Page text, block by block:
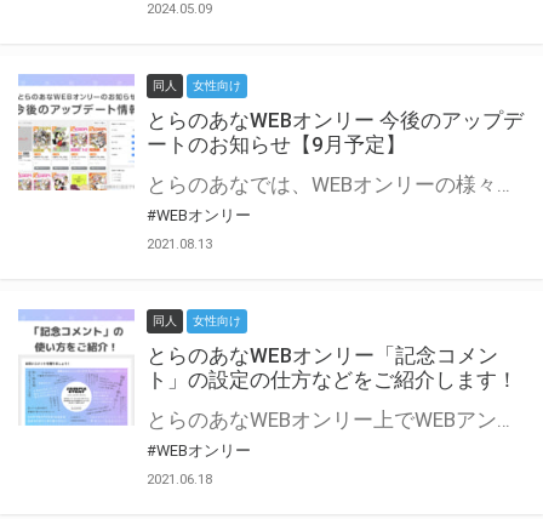
2024.05.09
同人 女性向け
とらのあなWEBオンリー 今後のアップデ
ートのお知らせ【9月予定】
とらのあなでは、WEBオンリーの様々な支援を実施しています。 今回は2021年9月に実装を予定しているアップデート情報についてご紹介いたします。 とらのあなWEBオンリーサイトはこちら
#WEBオンリー
2021.08.13
同人 女性向け
とらのあなWEBオンリー「記念コメン
ト」の設定の仕方などをご紹介します！
とらのあなWEBオンリー上でWEBアンソロジーが作成できる「記念コメント」について、その使い方や作成手順を解説します！ 支援タイプを「サークル参加型」「サークル参加型・マルシェ(イベント会場)機能付き」でお申し込みいただいている主催者様はぜひご活用ください♪ とらのあなWEBオンリーサイトはこちら
#WEBオンリー
2021.06.18